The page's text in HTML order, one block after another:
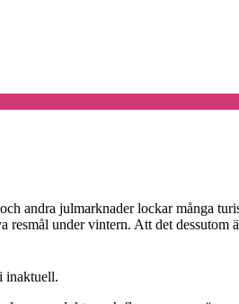
andra julmarknader lockar många
resmål under vintern. Att det
inaktuell.